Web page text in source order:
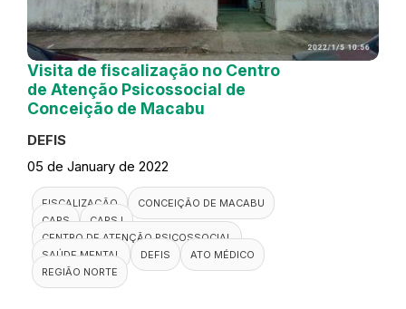
Visita de fiscalização no Centro
de Atenção Psicossocial de
Conceição de Macabu
DEFIS
05 de January de 2022
FISCALIZAÇÃO
CONCEIÇÃO DE MACABU
CAPS
CAPS I
CENTRO DE ATENÇÃO PSICOSSOCIAL
SAÚDE MENTAL
DEFIS
ATO MÉDICO
REGIÃO NORTE